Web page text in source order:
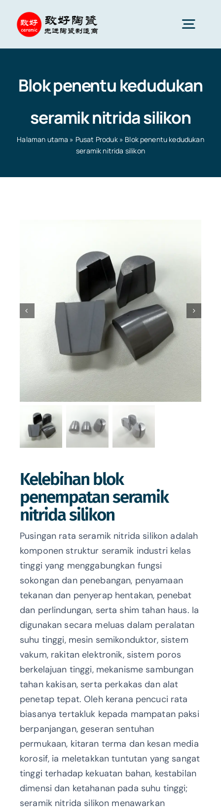
content
Perkhidmatan
Gunaan Seramik
Pengetahuan Seramik
Blok penentu kedudukan
seramik nitrida silikon
Halaman utama » Pusat Produk» Blok penentu kedudukan
seramik nitrida silikon
Kelebihan blok
penempatan seramik
nitrida silikon
Pusingan rata seramik nitrida silikon adalah
komponen struktur seramik industri kelas
tinggi yang menggabungkan fungsi
sokongan dan penebangan, penyamaan
tekanan dan penyerap hentakan, penebat
dan perlindungan, serta shim tahan haus. Ia
digunakan secara meluas dalam peralatan
suhu tinggi, mesin semikonduktor, sistem
vakum, rakitan elektronik, sistem poros
berkelajuan tinggi, mekanisme sambungan
tahan kakisan, serta perkakas dan alat
penetap tepat. Oleh kerana pencuci rata
biasanya tertakluk kepada mampatan paksi
berpanjangan, geseran sentuhan
permukaan, kitaran terma dan kesan media
korosif, ia meletakkan tuntutan yang sangat
tinggi terhadap kekuatan bahan, kestabilan
dimensi dan ketahanan pada suhu tinggi;
seramik nitrida silikon menawarkan